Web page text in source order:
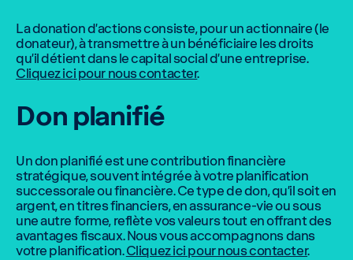
La donation d’actions consiste, pour un actionnaire (le
donateur), à transmettre à un bénéficiaire les droits
qu’il détient dans le capital social d’une entreprise.
Cliquez ici pour nous contacter.
Don planifié
Un don planifié est une contribution financière
stratégique, souvent intégrée à votre planification
successorale ou financière. Ce type de don, qu’il soit en
argent, en titres financiers, en assurance-vie ou sous
une autre forme, reflète vos valeurs tout en offrant des
avantages fiscaux. Nous vous accompagnons dans
votre planification.Cliquez ici pour nous contacter.